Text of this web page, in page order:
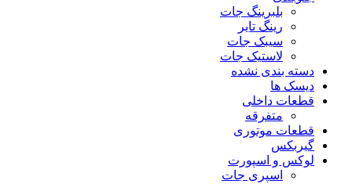
بلبرینگ جات
رینگ تایر
سیبک جات
لاستیک جات
دسته بندی نشده
دیسک ها
قطعات داخلی
متفرقه
قطعات موتوری
گیربکس
لوکس و اسپورت
اسپری جات